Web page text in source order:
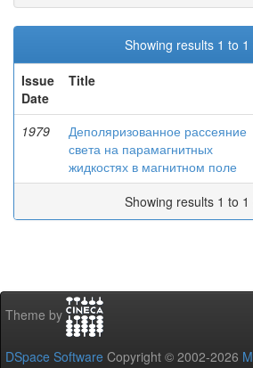
Showing results 1 to 1
Issue
Date
Title
1979
Деполяризованное рассеяние
света на парамагнитных
жидкостях в магнитном поле
Showing results 1 to 1
Theme by
DSpace Software Copyright © 2002-2026